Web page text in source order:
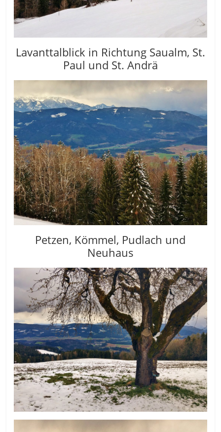
Lavanttalblick in Richtung Saualm, St.
Paul und St. Andrä
Petzen, Kömmel, Pudlach und
Neuhaus